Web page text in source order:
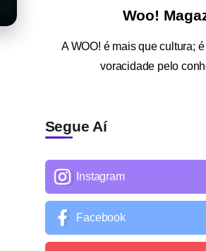
Woo!
AWOO! é mais que cultura;
voracidade pelo
Segue Aí
Instagram
Facebook